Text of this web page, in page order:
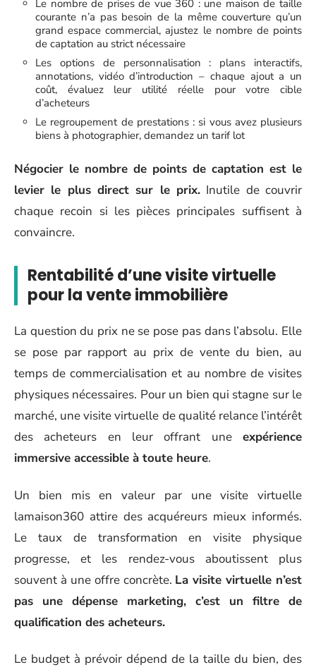
Le nombre de prises de vue 360 : une maison de taille
courante n’a pas besoin de la même couverture qu’un
grand espace commercial, ajustez le nombre de points
de captation au strict nécessaire
Les options de personnalisation : plans interactifs,
annotations, vidéo d’introduction – chaque ajout a un
coût, évaluez leur utilité réelle pour votre cible
d’acheteurs
Le regroupement de prestations : si vous avez plusieurs
biens à photographier, demandez un tarif lot
Négocier le nombre de points de captation est le
levier le plus direct sur le prix. Inutile de couvrir
chaque recoin si les pièces principales suffisent à
convaincre.
Rentabilité d’une visite virtuelle
pour la vente immobilière
La question du prix ne se pose pas dans l’absolu. Elle
se pose par rapport au prix de vente du bien, au
temps de commercialisation et au nombre de visites
physiques nécessaires. Pour un bien qui stagne sur le
marché, une visite virtuelle de qualité relance l’intérêt
des acheteurs en leur offrant une expérience
immersive accessible à toute heure.
Un bien mis en valeur par une visite virtuelle
lamaison360 attire des acquéreurs mieux informés.
Le taux de transformation en visite physique
progresse, et les rendez-vous aboutissent plus
souvent à une offre concrète. La visite virtuelle n’est
pas une dépense marketing, c’est un filtre de
qualification des acheteurs.
Le budget à prévoir dépend de la taille du bien, des